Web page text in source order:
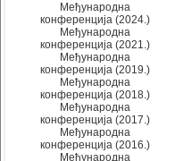
Међународна
конференција (2024.)
Међународна
конференција (2021.)
Међународна
конференција (2019.)
Међународна
конференција (2018.)
Међународна
конференција (2017.)
Међународна
конференција (2016.)
Међународна